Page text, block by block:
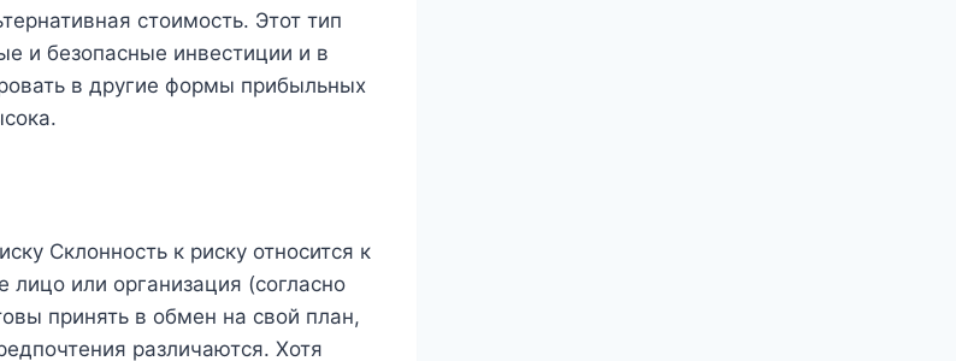
стоимость. Этот тип
и безопасные инвестиции и в
в другие формы прибыльных
Склонность к риску относится к
лицо или организация (согласно
принять в обмен на свой план,
различаются. Хотя